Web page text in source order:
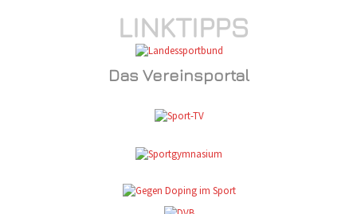
LINKTIPPS
Das Vereinsportal